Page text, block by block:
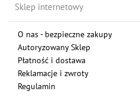
Sklep internetowy
O nas - bezpieczne zakupy
Autoryzowany Sklep
Płatność i dostawa
Reklamacje i zwroty
Regulamin